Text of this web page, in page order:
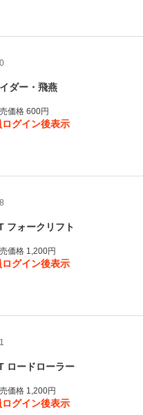
ダー・飛燕
価格 600円
グイン後表示
フォークリフト
価格 1,200円
グイン後表示
ロードローラー
価格 1,200円
グイン後表示